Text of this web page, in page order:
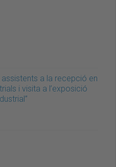
a la recepció en
i visita a l’exposició